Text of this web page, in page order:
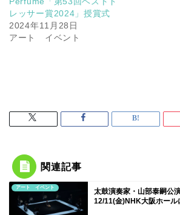
レッサー賞2024」授賞式
2024年11月28日
アート イベント
関連記事
アート イベント
太鼓演奏家・山部泰嗣公
12/11(金)NHK大阪ホール